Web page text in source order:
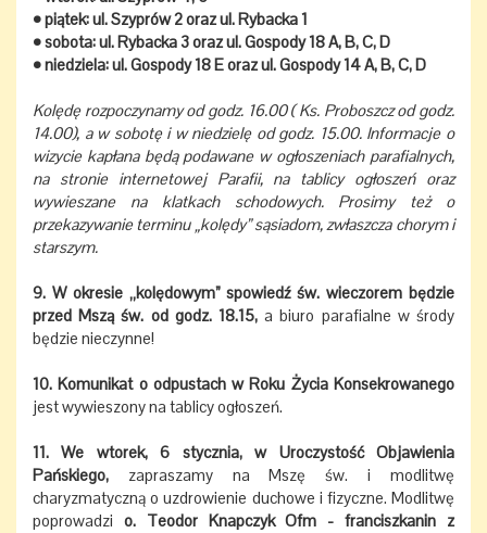
• piątek: ul. Szyprów 2 oraz ul. Rybacka 1
• sobota: ul. Rybacka 3 oraz ul. Gospody 18 A, B, C, D
• niedziela: ul. Gospody 18 E oraz ul. Gospody 14 A, B, C, D
Kolędę rozpoczynamy od godz. 16.00 ( Ks. Proboszcz od godz.
14.00), a w sobotę i w niedzielę od godz. 15.00. Informacje o
wizycie kapłana będą podawane w ogłoszeniach parafialnych,
na stronie internetowej Parafii, na tablicy ogłoszeń oraz
wywieszane na klatkach schodowych. Prosimy też o
przekazywanie terminu „kolędy” sąsiadom, zwłaszcza chorym i
starszym.
9. W okresie „kolędowym” spowiedź św. wieczorem będzie
przed Mszą św. od godz. 18.15, a biuro parafialne w środy
będzie nieczynne!
10. Komunikat o odpustach w Roku Życia Konsekrowanego
jest wywieszony na tablicy ogłoszeń.
11. We wtorek, 6 stycznia, w Uroczystość Objawienia
Pańskiego, zapraszamy na Mszę św. i modlitwę
charyzmatyczną o uzdrowienie duchowe i fizyczne. Modlitwę
poprowadzi o. Teodor Knapczyk Ofm - franciszkanin z